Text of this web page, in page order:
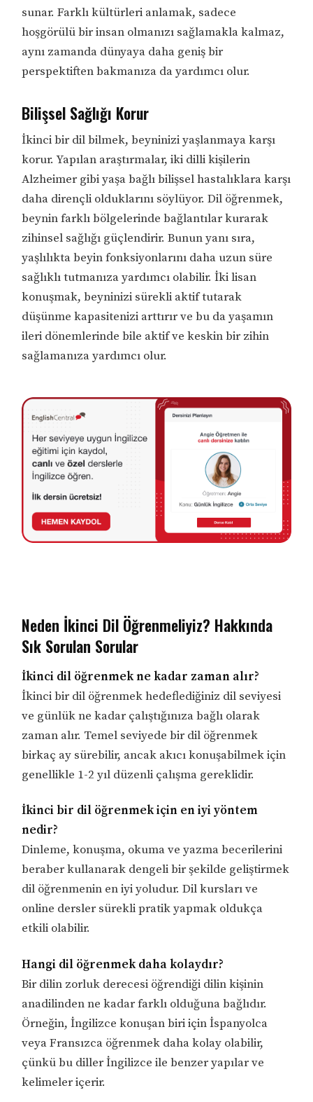
sunar. Farklı kültürleri anlamak, sadece
hoşgörülü bir insan olmanızı sağlamakla kalmaz,
aynı zamanda dünyaya daha geniş bir
perspektiften bakmanıza da yardımcı olur.
Bilişsel Sağlığı Korur
İkinci bir dil bilmek, beyninizi yaşlanmaya karşı
korur. Yapılan araştırmalar, iki dilli kişilerin
Alzheimer gibi yaşa bağlı bilişsel hastalıklara karşı
daha dirençli olduklarını söylüyor. Dil öğrenmek,
beynin farklı bölgelerinde bağlantılar kurarak
zihinsel sağlığı güçlendirir. Bunun yanı sıra,
yaşlılıkta beyin fonksiyonlarını daha uzun süre
sağlıklı tutmanıza yardımcı olabilir. İki lisan
konuşmak, beyninizi sürekli aktif tutarak
düşünme kapasitenizi arttırır ve bu da yaşamın
ileri dönemlerinde bile aktif ve keskin bir zihin
sağlamanıza yardımcı olur.
Neden İkinci Dil Öğrenmeliyiz? Hakkında
Sık Sorulan Sorular
İkinci dil öğrenmek ne kadar zaman alır?
İkinci bir dil öğrenmek hedeflediğiniz dil seviyesi
ve günlük ne kadar çalıştığınıza bağlı olarak
zaman alır. Temel seviyede bir dil öğrenmek
birkaç ay sürebilir, ancak akıcı konuşabilmek için
genellikle 1-2 yıl düzenli çalışma gereklidir.
İkinci bir dil öğrenmek için en iyi yöntem
nedir?
Dinleme, konuşma, okuma ve yazma becerilerini
beraber kullanarak dengeli bir şekilde geliştirmek
dil öğrenmenin en iyi yoludur. Dil kursları ve
online dersler sürekli pratik yapmak oldukça
etkili olabilir.
Hangi dil öğrenmek daha kolaydır?
Bir dilin zorluk derecesi öğrendiği dilin kişinin
anadilinden ne kadar farklı olduğuna bağlıdır.
Örneğin, İngilizce konuşan biri için İspanyolca
veya Fransızca öğrenmek daha kolay olabilir,
çünkü bu diller İngilizce ile benzer yapılar ve
kelimeler içerir.